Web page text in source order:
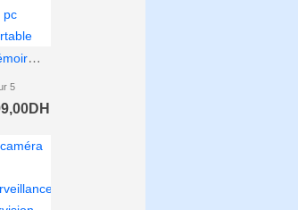
Mémoire RAM Kingston DDR4 16Go 3200MHz CL22 1Rx8 PC4-3200AA-SA2-12 pour Pc Portable Remis à Neuf
5
DH